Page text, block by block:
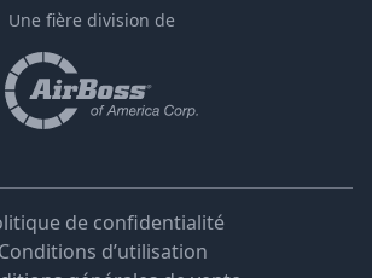
Une fière division de
de confidentialité
Conditions d’utilisation